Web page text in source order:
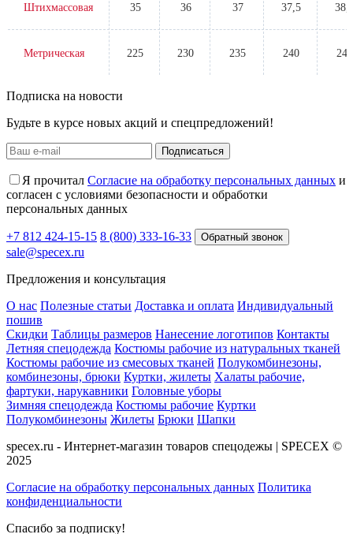
Штихмассовая 35 36 37 37,5
Метрическая 225 230 235 240 245
Подписка на новости
Будьте в курсе новых акций и спецпредложений!
Подписаться
Я прочитал Согласие на обработку персональных данных и
согласен с условиями безопасности и обработки
персональных данных
+7 812 424-15-15 8 (800) 333-16-33 Обратный звонок
sale@specex.ru
Предложения и консультация
О нас Полезные статьи Доставка и оплата Индивидуальный
пошив
Скидки Таблицы размеров Нанесение логотипов Контакты
Летняя спецодежда Костюмы рабочие из натуральных тканей
Костюмы рабочие из смесовых тканей Полукомбинезоны,
комбинезоны, брюки Куртки, жилеты Халаты рабочие,
фартуки, нарукавники Головные уборы
Зимняя спецодежда Костюмы рабочие Куртки
Полукомбинезоны Жилеты Брюки Шапки
specex.ru - Интернет-магазин товаров спецодежы | SPECEX ©
2025
Согласие на обработку персональных данных Политика
конфиденциальности
Спасибо за подписку!